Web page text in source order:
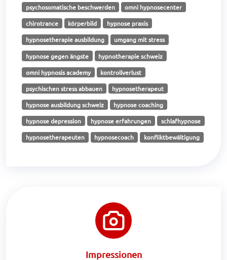
psychosomatische beschwerden omni hypnosecenter
chirotrance körperbild hypnose praxis
hypnosetherapie ausbildung umgang mit stress
hypnose gegen ängste hypnotherapie schweiz
omni hypnosis academy kontrollverlust
psychischen stress abbauen hypnosetherapeut
hypnose ausbildung schweiz hypnose coaching
hypnose depression hypnose erfahrungen schlafhypnose
hypnosetherapeuten hypnosecoach konfliktbewältigung
Impressionen